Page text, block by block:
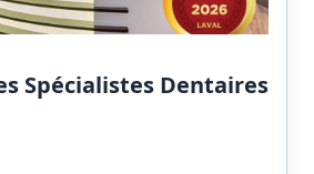
Spécialistes Dentaires